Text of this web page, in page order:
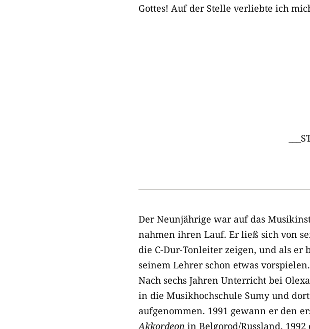
Gottes! Auf der Stelle verliebte ich
Der Neunjährige war auf das
nahmen ihren Lauf. Er ließ sich von
die C-​Dur-​Tonleiter zeigen, und als
seinem Lehrer schon etwas vorspielen.
Nach sechs Jahren Unterricht bei
in die Musikhochschule Sumy und
aufgenommen. 1991 gewann er den
Akkordeon in Belgorod/Russland,